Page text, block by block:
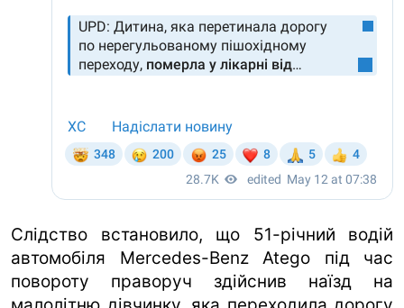
Слідство встановило, що 51-річний водій
автомобіля Mercedes-Benz Atego під час
повороту праворуч здійснив наїзд на